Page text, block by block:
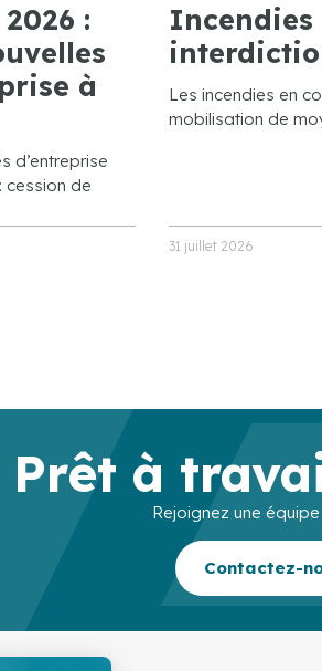
:
à
d’entreprise
cession de
Incendies
Les incendies en
mobilisation de
31 juillet 2026
Prêt à
Rejoignez une
Contactez-